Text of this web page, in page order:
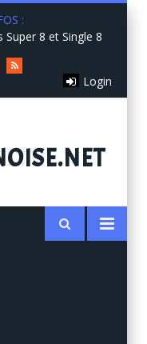
:
8 et Single 8
RSS
Login